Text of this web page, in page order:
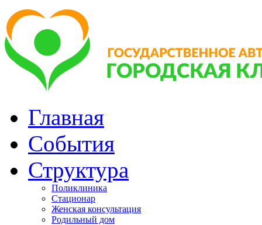
Главная
События
Структура
Поликлиника
Стационар
Женская консультация
Родильный дом